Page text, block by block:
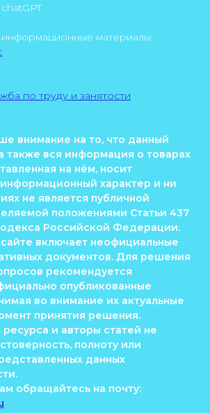
материалы:
по труду и занятости
внимание на то, что данный
также вся информация о товарах
на нём, носит
характер и ни
не является публичной
положениями Статьи 437
Российской Федерации.
включает неофициальные
документов. Для решения
рекомендуется
опубликованные
во внимание их актуальные
принятия решения.
и авторы статей не
полноту или
данных
обращайтесь на почту: